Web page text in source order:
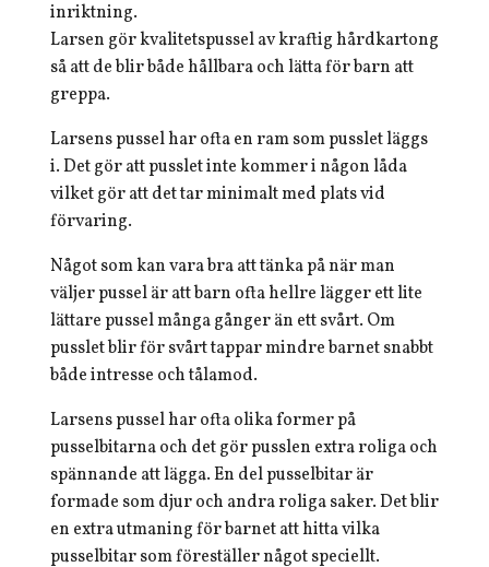
inriktning.
Larsen gör kvalitetspussel av kraftig hårdkartong
så att de blir både hållbara och lätta för barn att
greppa.
Larsens pussel har ofta en ram som pusslet läggs
i. Det gör att pusslet inte kommer i någon låda
vilket gör att det tar minimalt med plats vid
förvaring.
Något som kan vara bra att tänka på när man
väljer pussel är att barn ofta hellre lägger ett lite
lättare pussel många gånger än ett svårt. Om
pusslet blir för svårt tappar mindre barnet snabbt
både intresse och tålamod.
Larsens pussel har ofta olika former på
pusselbitarna och det gör pusslen extra roliga och
spännande att lägga. En del pusselbitar är
formade som djur och andra roliga saker. Det blir
en extra utmaning för barnet att hitta vilka
pusselbitar som föreställer något speciellt.